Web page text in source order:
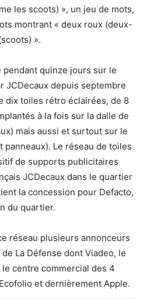
les scoots) », un jeu de mots,
montrant « deux roux (deux-
».
pendant quinze jours sur le
JCDecaux depuis septembre
dix toiles rétro éclairées, de 8
à la fois sur la dalle de
mais aussi et surtout sur le
Le réseau de toiles
de supports publicitaires
JCDecaux dans le quartier
la concession pour Defacto,
du quartier.
réseau plusieurs annonceurs
La Défense dont Viadeo, le
centre commercial des 4
et dernièrement Apple.